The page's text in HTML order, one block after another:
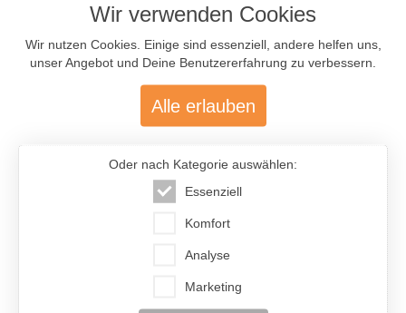
InterFriendship lohnt sich
477.200
mit über 12.400 aktiven Anzeigen
Wir verwenden Cookies
Wir nutzen Cookies. Einige sind essenziell, andere helfen uns,
unser Angebot und Deine Benutzererfahrung zu verbessern.
Alle erlauben
Oder nach Kategorie auswählen:
Essenziell
Komfort
Analyse
Marketing